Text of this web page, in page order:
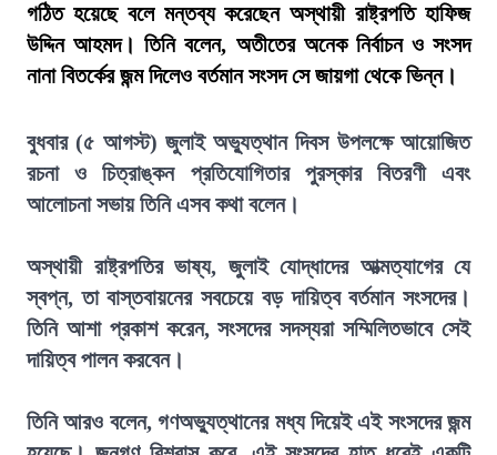
গঠিত হয়েছে বলে মন্তব্য করেছেন অস্থায়ী রাষ্ট্রপতি হাফিজ
উদ্দিন আহমদ। তিনি বলেন, অতীতের অনেক নির্বাচন ও সংসদ
নানা বিতর্কের জন্ম দিলেও বর্তমান সংসদ সে জায়গা থেকে ভিন্ন।
বুধবার (৫ আগস্ট) জুলাই অভ্যুত্থান দিবস উপলক্ষে আয়োজিত
রচনা ও চিত্রাঙ্কন প্রতিযোগিতার পুরস্কার বিতরণী এবং
আলোচনা সভায় তিনি এসব কথা বলেন।
অস্থায়ী রাষ্ট্রপতির ভাষ্য, জুলাই যোদ্ধাদের আত্মত্যাগের যে
স্বপ্ন, তা বাস্তবায়নের সবচেয়ে বড় দায়িত্ব বর্তমান সংসদের।
তিনি আশা প্রকাশ করেন, সংসদের সদস্যরা সম্মিলিতভাবে সেই
দায়িত্ব পালন করবেন।
তিনি আরও বলেন, গণঅভ্যুত্থানের মধ্য দিয়েই এই সংসদের জন্ম